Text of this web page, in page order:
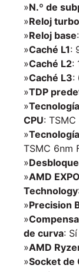
»N.º de
»Reloj
»Reloj base
»Caché L1:
»Caché L2:
»Caché L3:
»TDP
»
CPU:
»
TSMC 6nm
»
»AMD
Technology
»Precision
»
de curva: Sí
»AMD
»Socket de